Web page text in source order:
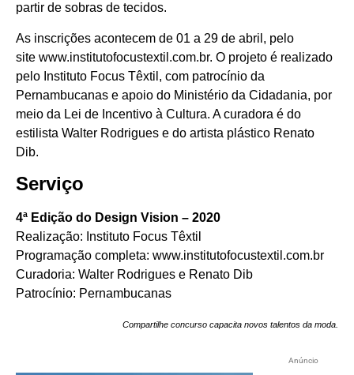
partir de sobras de tecidos.
As inscrições acontecem de 01 a 29 de abril, pelo
site www.institutofocustextil.com.br. O projeto é realizado
pelo Instituto Focus Têxtil, com patrocínio da
Pernambucanas e apoio do Ministério da Cidadania, por
meio da Lei de Incentivo à Cultura. A curadora é do
estilista Walter Rodrigues e do artista plástico Renato
Dib.
Serviço
4ª Edição do Design Vision – 2020
Realização: Instituto Focus Têxtil
Programação completa: www.institutofocustextil.com.br
Curadoria: Walter Rodrigues e Renato Dib
Patrocínio: Pernambucanas
Compartilhe concurso capacita novos talentos da moda.
Anúncio